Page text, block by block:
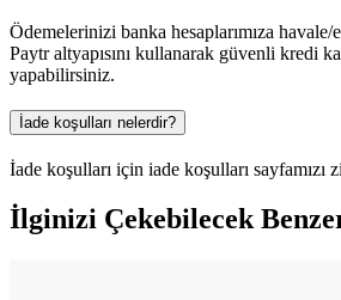
Ödemelerinizi banka hesaplarımıza havale/
Paytr altyapısını kullanarak güvenli kredi
yapabilirsiniz.
İade koşulları nelerdir?
İade koşulları için iade koşulları sayfamızı
İlginizi Çekebilecek